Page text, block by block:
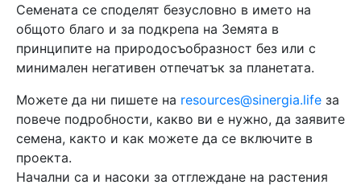
Семената се споделят безусловно в името на
общото благо и за подкрепа на Земята в
принципите на природосъобразност без или с
минимален негативен отпечатък за планетата.
Можете да ни пишете на resources@sinergia.life за
повече подробности, какво ви е нужно, да заявите
семена, както и как можете да се включите в
проекта.
Начални са и насоки за отглеждане на растения